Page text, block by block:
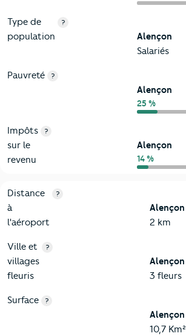
Type de
population
?
Alençon
Salariés
Pauvreté ?
Alençon
25 %
Impôts
sur le
revenu
?
Alençon
14 %
3-Environnement
Critères Alençon
Distance
à
l'aéroport
?
Alençon
2 km
Ville et
villages
fleuris
?
Alençon
3 fleurs
Surface ?
Alençon
10,7 Km²